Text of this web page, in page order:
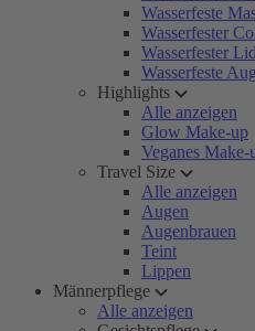
Wasserfeste
Wasserfester
Wasserfester
Wasserfeste
Highlights
Alle anzeigen
Glow Make-up
Veganes Make-
Travel Size
Alle anzeigen
Augen
Augenbrauen
Teint
Lippen
Männerpflege
Alle anzeigen